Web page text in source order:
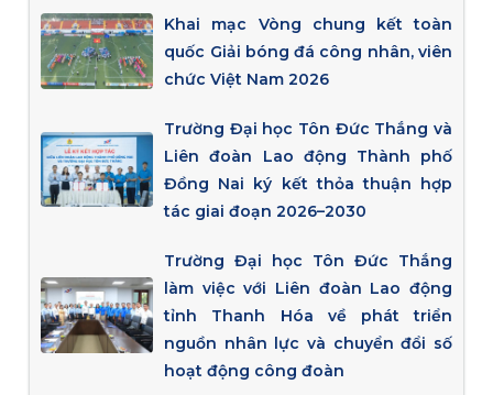
Khai mạc Vòng chung kết toàn
quốc Giải bóng đá công nhân, viên
chức Việt Nam 2026
Trường Đại học Tôn Đức Thắng và
Liên đoàn Lao động Thành phố
Đồng Nai ký kết thỏa thuận hợp
tác giai đoạn 2026–2030
Trường Đại học Tôn Đức Thắng
làm việc với Liên đoàn Lao động
tỉnh Thanh Hóa về phát triển
nguồn nhân lực và chuyển đổi số
hoạt động công đoàn